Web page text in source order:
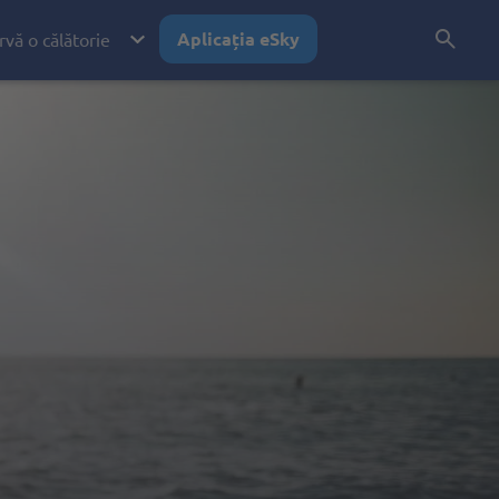
o călătorie Aplicația eSky